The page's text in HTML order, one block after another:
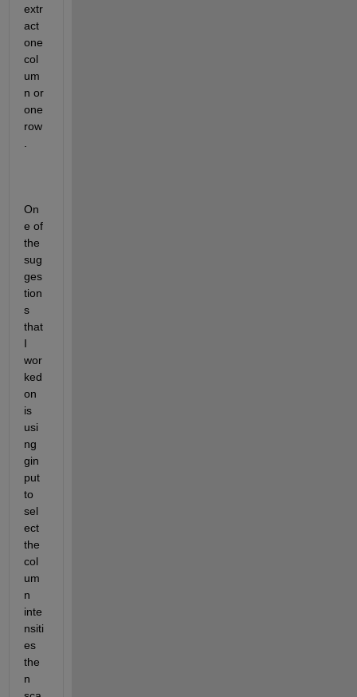
extr
act
one
col
um
n or
one
row
On
e of
the
sug
ges
tion
s
that
I
wor
ked
on
is
usi
ng
gin
put
to
sel
ect
the
col
um
n
inte
nsiti
es
the
n